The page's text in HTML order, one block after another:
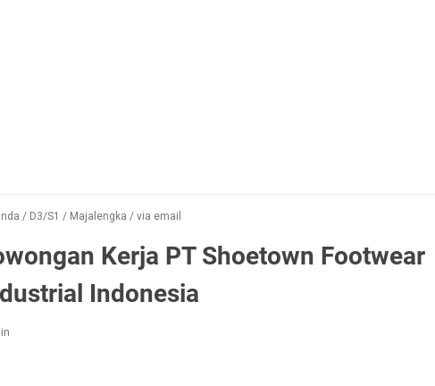
/ D3/S1 / Majalengka / via email
Kerja PT Shoetown Footwear
Indonesia